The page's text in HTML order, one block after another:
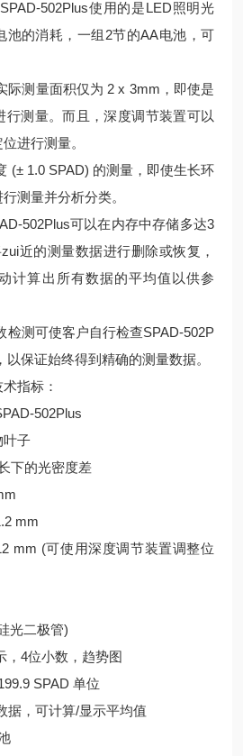
502Plus使用的是LED照明光
池的消耗，一组2节的AA电池，可
测量面积仅为 2 x 3mm，即使是
行测量。而且，深度调节装置可以
进行测量。
1.0 SPAD) 的测量，即使生长环
测量并分析分类。
502Plus可以在内存中存储多达3
近的测量数据进行删除或恢复，
计算出所有数据的平均值以供参
可使客户自行检查SPAD-502P
保证始终得到精确的测量数据。
术指标：
502Plus
子
的光密度差
mm
(可使用深度调节装置调整位
二极管)
4位小数，趋势图
SPAD 单位
，可计算/显示平均值